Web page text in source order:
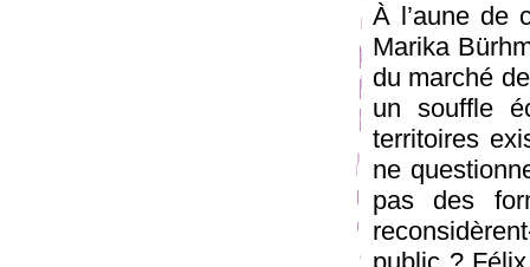
À l’aune de
Marika
du marché
un souffle
territoires
ne
pas des